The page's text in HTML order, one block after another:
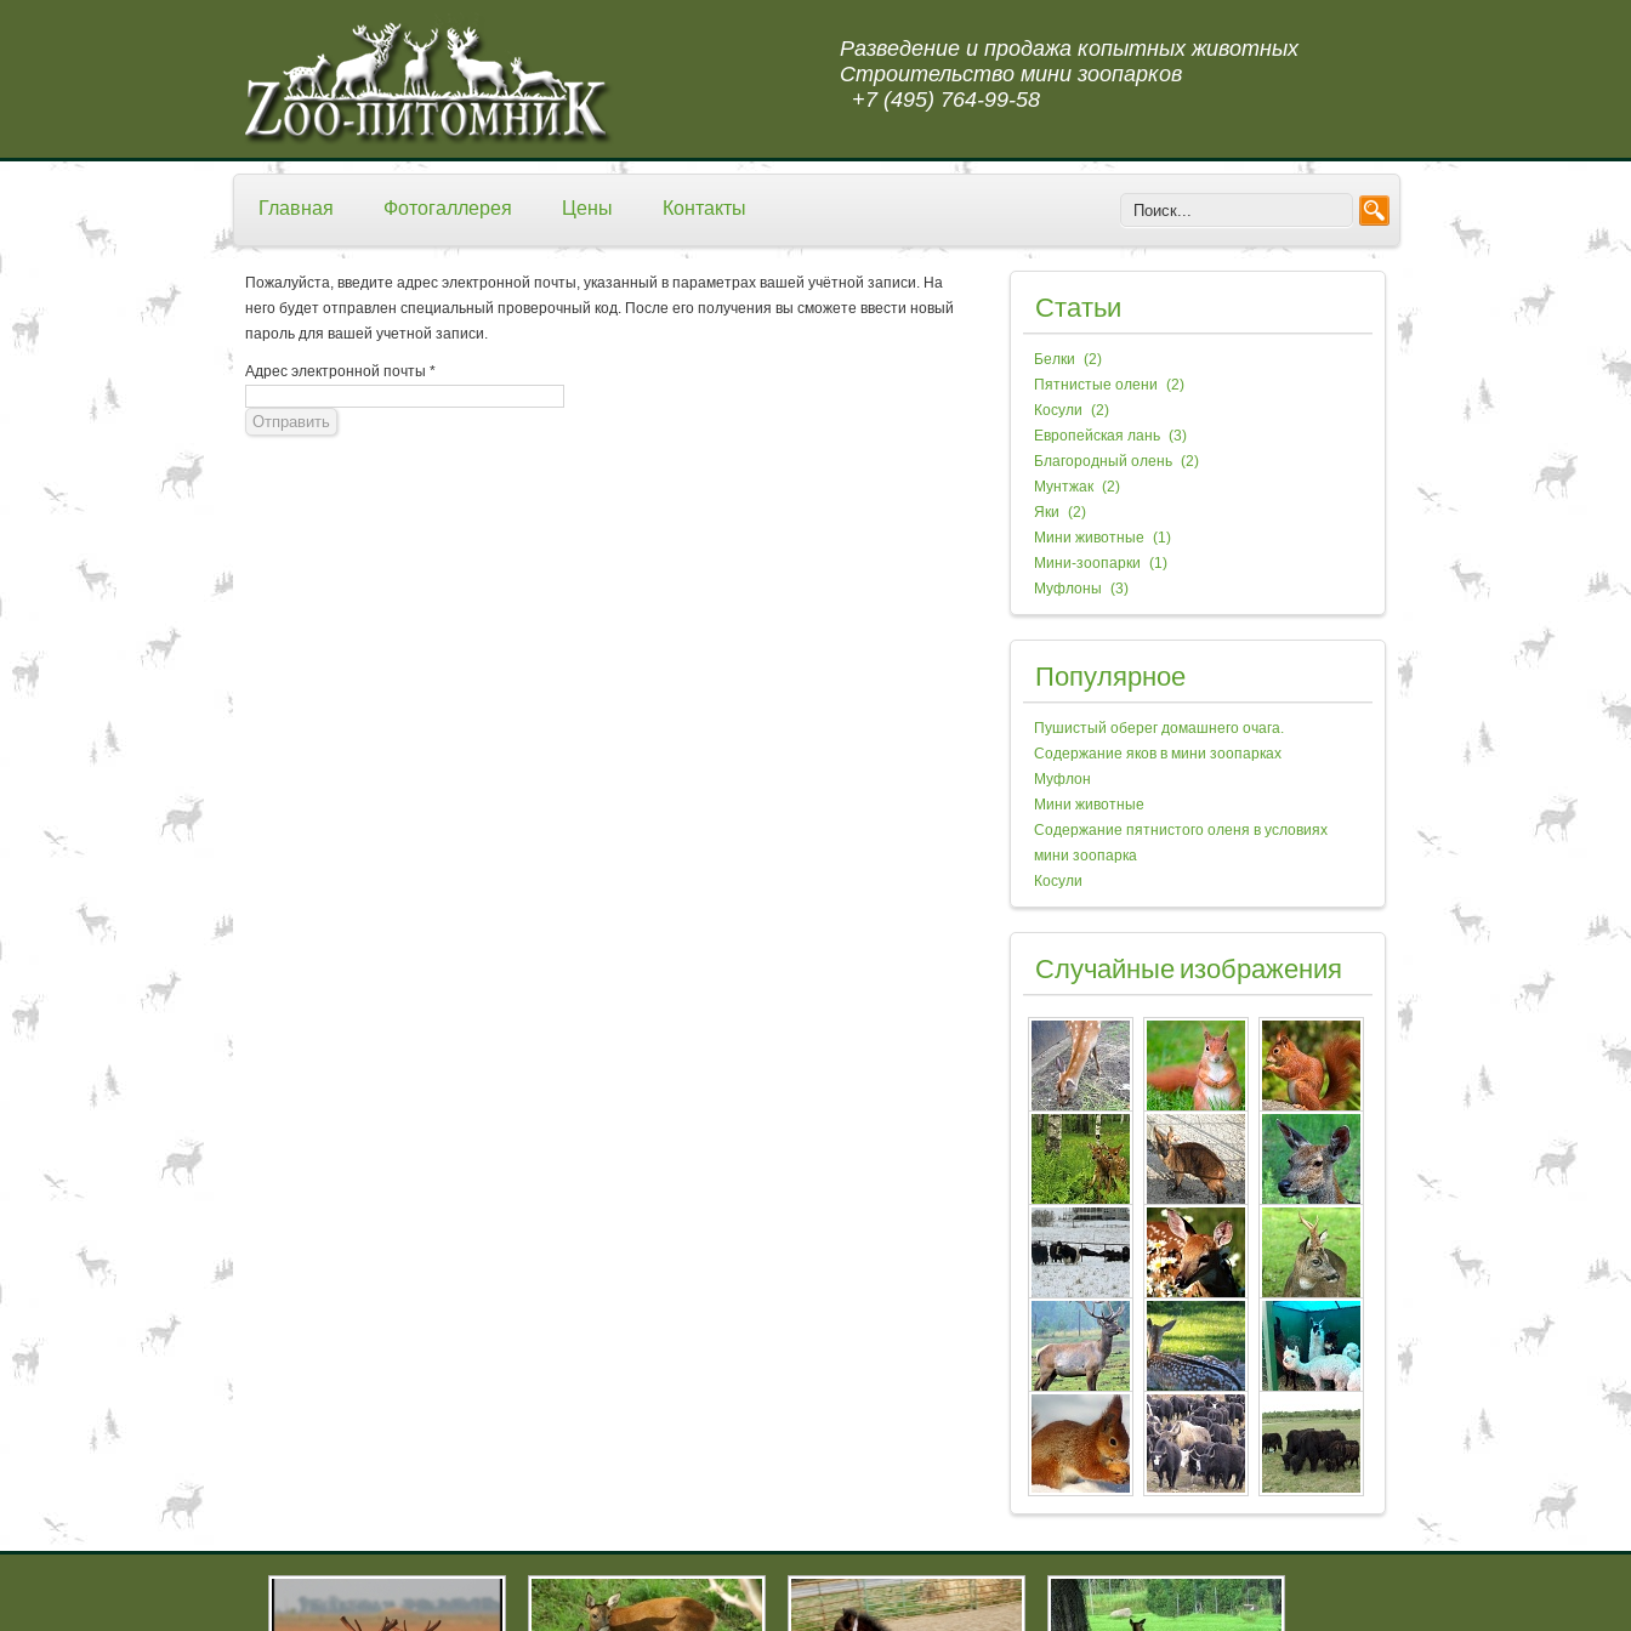
Разведение и продажа копытных животных
Строительство мини зоопарков
+7 (495) 764-99-58
Главная Фотогаллерея Цены Контакты
Пожалуйста, введите адрес электронной почты, указанный в параметрах вашей учётной записи. На
него будет отправлен специальный проверочный код. После его получения вы сможете ввести новый
пароль для вашей учетной записи.
Адрес электронной почты *
Отправить
Статьи
Белки (2)
Пятнистые олени (2)
Косули (2)
Европейская лань (3)
Благородный олень (2)
Мунтжак (2)
Яки (2)
Мини животные (1)
Мини-зоопарки (1)
Муфлоны (3)
Популярное
Пушистый оберег домашнего очага.
Содержание яков в мини зоопарках
Муфлон
Мини животные
Содержание пятнистого оленя в условиях
мини зоопарка
Косули
Случайные изображения